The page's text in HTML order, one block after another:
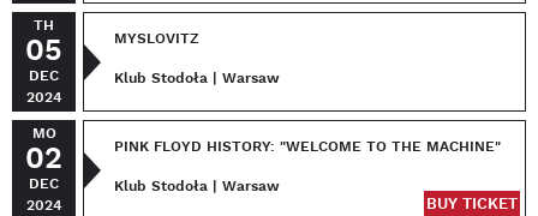
TH
05
DEC
2024
MYSLOVITZ
Klub Stodoła | Warsaw
MO
02
DEC
2024
PINK FLOYD HISTORY: "WELCOME TO THE MACHINE"
Klub Stodoła | Warsaw
BUY TICKET